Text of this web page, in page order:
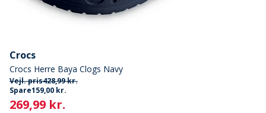
Crocs
Crocs Herre Baya Clogs Navy
Vejl. pris428,99 kr.
Spare159,00 kr.
Current
269,99 kr.